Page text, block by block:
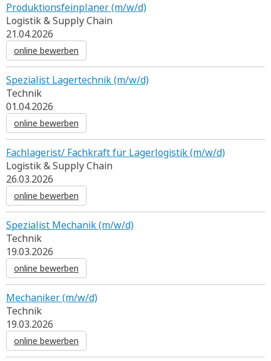
Produktionsfeinplaner (m/w/d)
Logistik & Supply Chain
21.04.2026
online bewerben
Spezialist Lagertechnik (m/w/d)
Technik
01.04.2026
online bewerben
Fachlagerist/ Fachkraft für Lagerlogistik (m/w/d)
Logistik & Supply Chain
26.03.2026
online bewerben
Spezialist Mechanik (m/w/d)
Technik
19.03.2026
online bewerben
Mechaniker (m/w/d)
Technik
19.03.2026
online bewerben